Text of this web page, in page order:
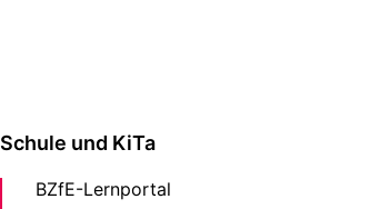
Schule und KiTa
BZfE-Lernportal